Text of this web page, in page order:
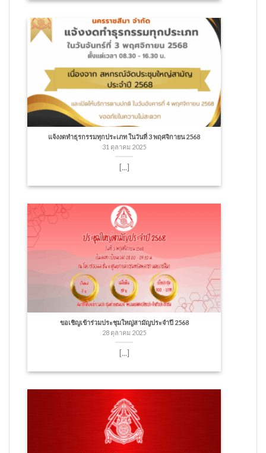
แจ้งงดทำธุรกรรมทุกประเภท ในวันที่ 3 พฤศจิกายน 2568
31 ตุลาคม 2025
[...]
ขอเชิญเข้าร่วมประชุมใหญ่สามัญประจำปี 2568
28 ตุลาคม 2025
[...]